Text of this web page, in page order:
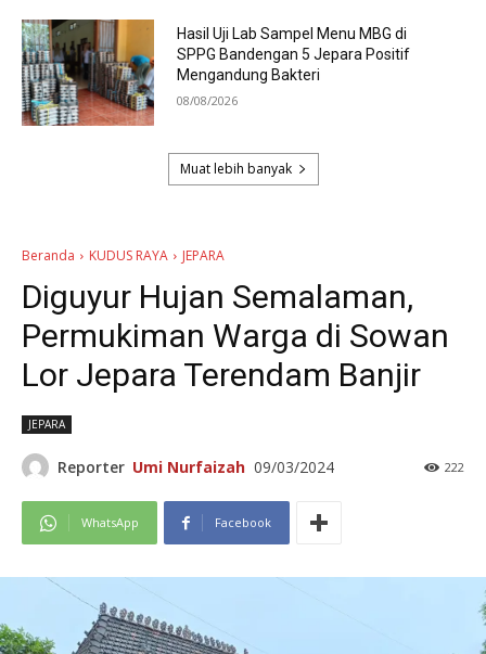
Hasil Uji Lab Sampel Menu MBG di
SPPG Bandengan 5 Jepara Positif
Mengandung Bakteri
08/08/2026
Muat lebih banyak